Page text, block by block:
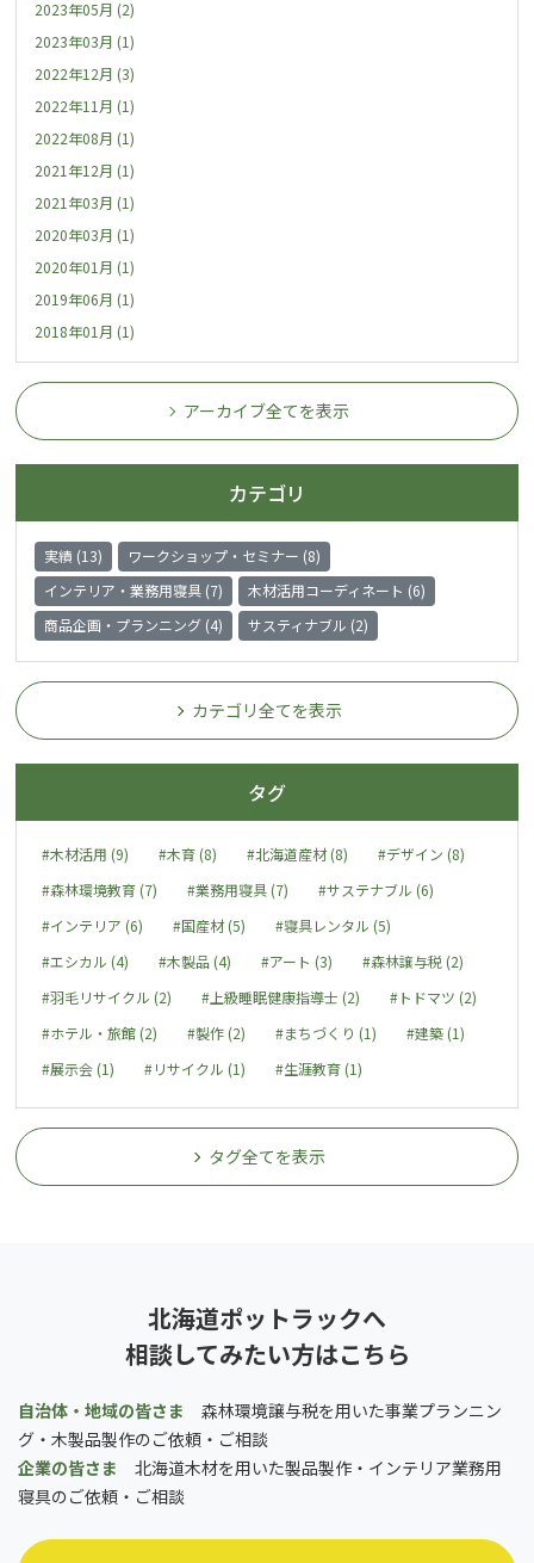
2023年05月 (2)
2023年03月 (1)
2022年12月 (3)
2022年11月 (1)
2022年08月 (1)
2021年12月 (1)
2021年03月 (1)
2020年03月 (1)
2020年01月 (1)
2019年06月 (1)
2018年01月 (1)
アーカイブ全てを表示
カテゴリ
実績 (13)
ワークショップ・セミナー (8)
インテリア・業務用寝具 (7)
木材活用コーディネート (6)
商品企画・プランニング (4)
サスティナブル (2)
カテゴリ全てを表示
タグ
#木材活用 (9) #木育 (8) #北海道産材 (8)
#デザイン (8)
#森林環境教育 (7)
#業務用寝具 (7)
#サステナブル (6)
#インテリア (6)
#国産材 (5)
#寝具レンタル (5)
#エシカル (4)
#木製品 (4) #アート (3)
#森林譲与税 (2)
#羽毛リサイクル (2)
#上級睡眠健康指導士 (2)
#トドマツ (2)
#ホテル・旅館 (2)
#製作 (2) #まちづくり (1)
#建築 (1)
#展示会 (1)
#リサイクル (1) #生涯教育 (1)
タグ全てを表示
北海道ポットラックへ
相談してみたい方はこちら
自治体・地域の皆さま 森林環境譲与税を用いた事業プランニン
グ・木製品製作のご依頼・ご相談
企業の皆さま 北海道木材を用いた製品製作・インテリア業務用
寝具のご依頼・ご相談